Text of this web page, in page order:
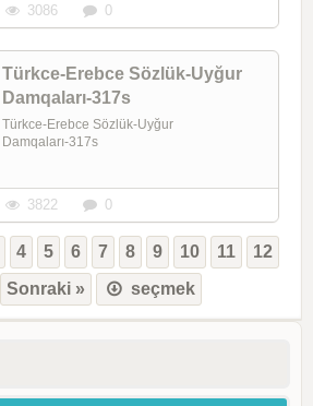
3086 0
Türkce-Erebce Sözlük-Uyğur
Damqaları-317s
Türkce-Erebce Sözlük-Uyğur
Damqaları-317s
3822 0
4 5 6 7 8 9 10 11
12
Sonraki » seçmek